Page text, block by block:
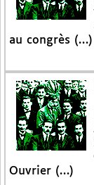
au congrès (…)
Ouvrier (…)